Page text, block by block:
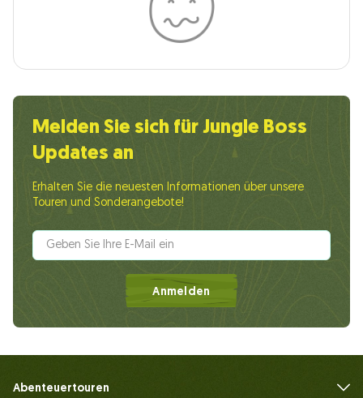
Melden Sie sich für Jungle Boss
Updates an
Erhalten Sie die neuesten Informationen über unsere
Touren und Sonderangebote!
Anmelden
Abenteuertouren